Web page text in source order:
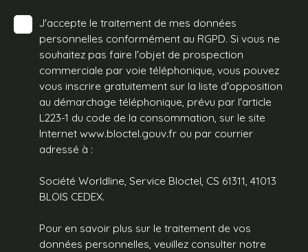
J'accepte le traitement de mes données
personnelles conformément au RGPD. Si vous ne
souhaitez pas faire l'objet de prospection
commerciale par voie téléphonique, vous pouvez
vous inscrire gratuitement sur la liste d'opposition
au démarchage téléphonique, prévu par l'article
L223-1 du code de la consommation, sur le site
Internet www.bloctel.gouv.fr ou par courrier
adressé à :
Société Worldline, Service Bloctel, CS 61311, 41013
BLOIS CEDEX.
Pour en savoir plus sur le traitement de vos
données personnelles, veuillez consulter notre